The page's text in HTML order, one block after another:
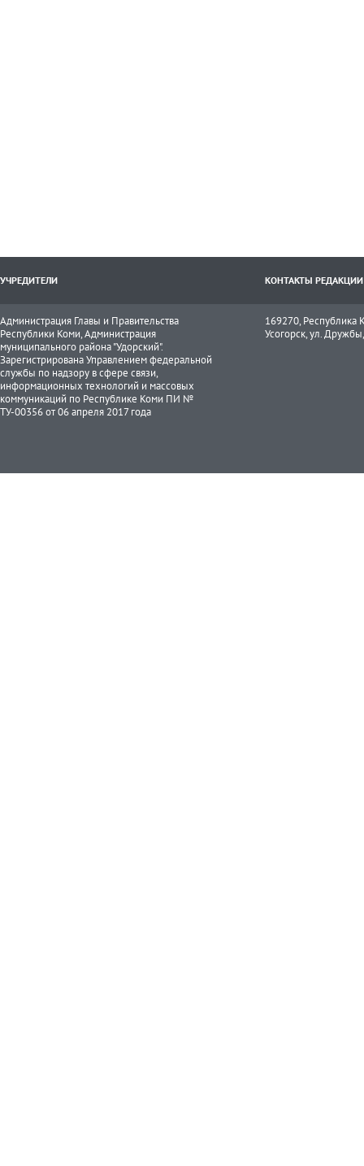
УЧРЕДИТЕЛИ КОНТАКТЫ РЕДАКЦИИ
Администрация Главы и Правительства
Республики Коми, Администрация
муниципального района "Удорский".
Зарегистрирована Управлением федеральной
службы по надзору в сфере связи,
информационных технологий и массовых
коммуникаций по Республике Коми ПИ №
ТУ-00356 от 06 апреля 2017 года
169270, Республика
Усогорск, ул.